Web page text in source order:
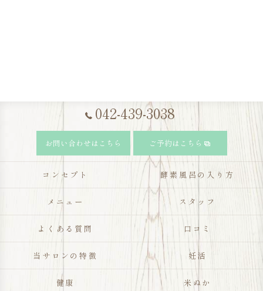
042-439-3038
お問い合わせはこちら ご予約はこちら
コンセプト 酵素風呂の入り方
メニュー スタッフ
よくある質問 口コミ
当サロンの特徴 妊活
健康 米ぬか